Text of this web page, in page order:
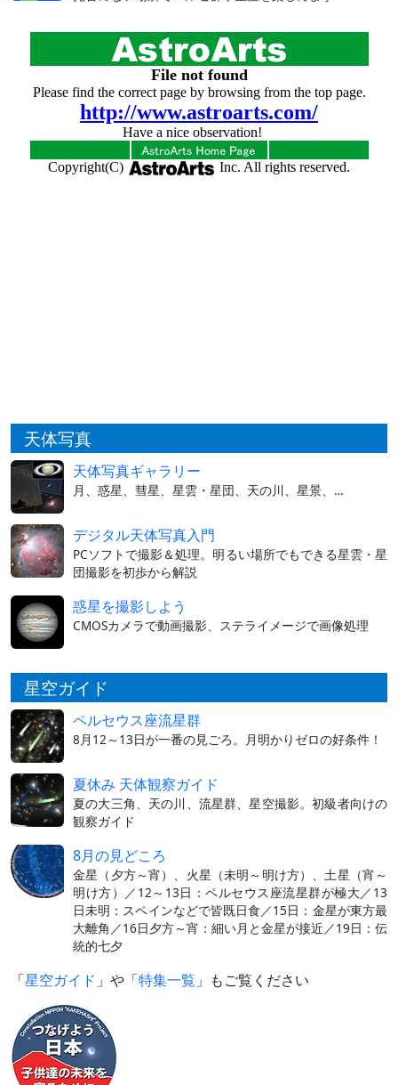
天体写真
天体写真ギャラリー
月、惑星、彗星、星雲・星団、天の川、星景、…
デジタル天体写真入門
PCソフトで撮影＆処理。明るい場所でもできる星雲・星
団撮影を初歩から解説
惑星を撮影しよう
CMOSカメラで動画撮影、ステライメージで画像処理
星空ガイド
ペルセウス座流星群
8月12～13日が一番の見ごろ。月明かりゼロの好条件！
夏休み 天体観察ガイド
夏の大三角、天の川、流星群、星空撮影。初級者向けの
観察ガイド
8月の見どころ
金星（夕方～宵）、火星（未明～明け方）、土星（宵～
明け方）／12～13日：ペルセウス座流星群が極大／13
日未明：スペインなどで皆既日食／15日：金星が東方最
大離角／16日夕方～宵：細い月と金星が接近／19日：伝
統的七夕
「星空ガイド 」や「特集一覧 」もご覧ください